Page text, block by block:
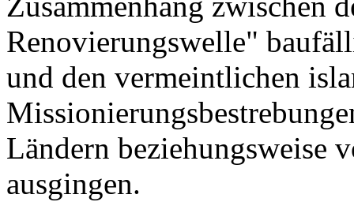
Renovierungswelle"
und den vermeintlichen
Ländern beziehungsweise
ausgingen.